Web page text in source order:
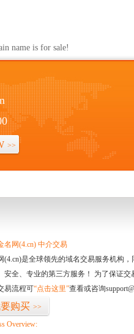
name is for sale!
>>
名网(4.cn) 中介交易
(4.cn)是全球领先的域名交易服务机构
安全、专业的第三方服务！ 为了保证
易流程可“点击这里”查看或咨询
购买 >>
Overview: